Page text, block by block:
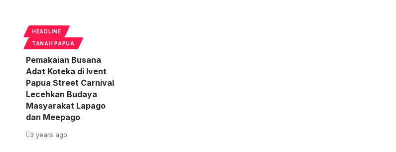
HEADLINE
TANAH PAPUA
Pemakaian Busana
Adat Koteka di Ivent
Papua Street Carnival
Lecehkan Budaya
Masyarakat Lapago
dan Meepago
3 years ago